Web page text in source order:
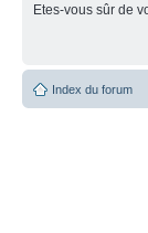
Etes-vous sûr de
Index du forum